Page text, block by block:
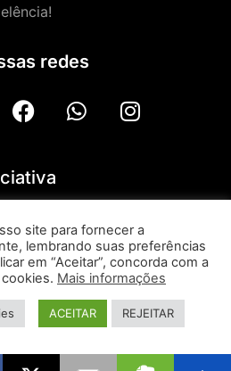
redes
Aviso de Privacidade
site para fornecer a
lembrando suas preferências
em “Aceitar”, concorda com a
Mais informações
ACEITAR REJEITAR